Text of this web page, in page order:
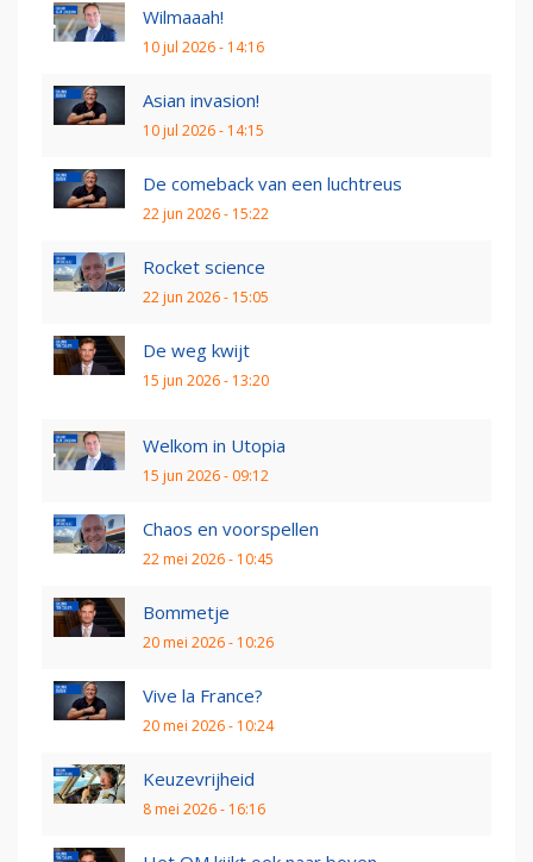
Wilmaaah!
10 jul 2026 - 14:16
Asian invasion!
10 jul 2026 - 14:15
De comeback van een luchtreus
22 jun 2026 - 15:22
Rocket science
22 jun 2026 - 15:05
De weg kwijt
15 jun 2026 - 13:20
Welkom in Utopia
15 jun 2026 - 09:12
Chaos en voorspellen
22 mei 2026 - 10:45
Bommetje
20 mei 2026 - 10:26
Vive la France?
20 mei 2026 - 10:24
Keuzevrijheid
8 mei 2026 - 16:16